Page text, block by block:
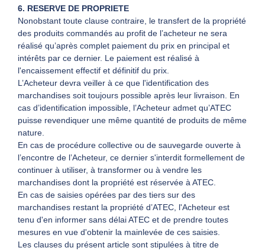
6. RESERVE DE PROPRIETE
Nonobstant toute clause contraire, le transfert de la propriété
des produits commandés au profit de l’acheteur ne sera
réalisé qu’après complet paiement du prix en principal et
intérêts par ce dernier. Le paiement est réalisé à
l'encaissement effectif et définitif du prix.
L’Acheteur devra veiller à ce que l'identification des
marchandises soit toujours possible après leur livraison. En
cas d’identification impossible, l’Acheteur admet qu’ATEC
puisse revendiquer une même quantité de produits de même
nature.
En cas de procédure collective ou de sauvegarde ouverte à
l’encontre de l’Acheteur, ce dernier s'interdit formellement de
continuer à utiliser, à transformer ou à vendre les
marchandises dont la propriété est réservée à ATEC.
En cas de saisies opérées par des tiers sur des
marchandises restant la propriété d’ATEC, l'Acheteur est
tenu d'en informer sans délai ATEC et de prendre toutes
mesures en vue d'obtenir la mainlevée de ces saisies.
Les clauses du présent article sont stipulées à titre de